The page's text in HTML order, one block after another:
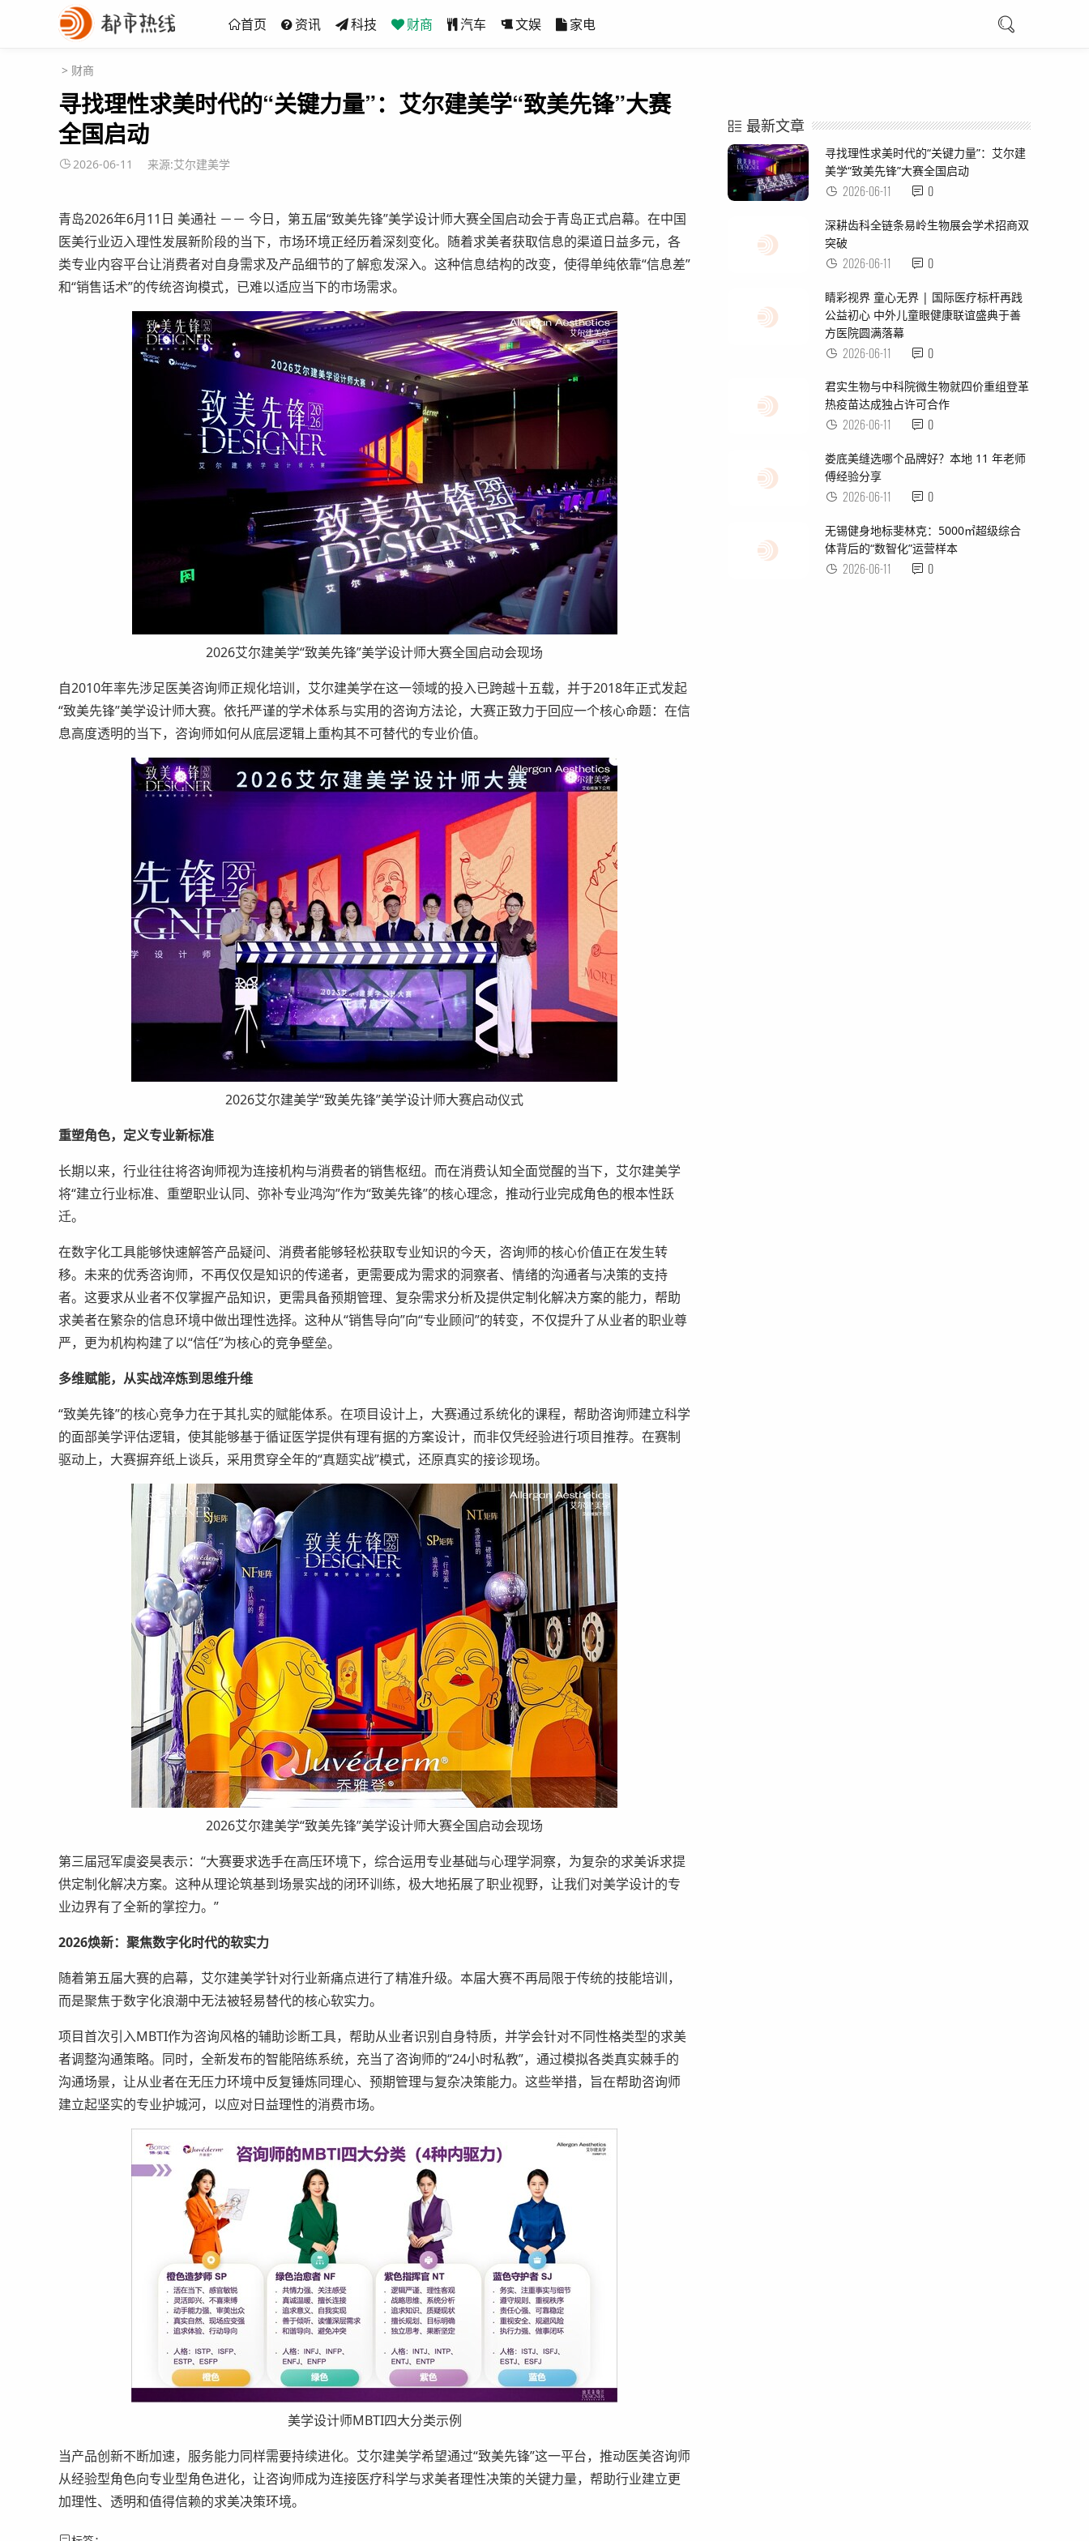
首页 资讯 科技 财商 汽车 文娱 家电
> 财商
寻找理性求美时代的“关键力量”：艾尔建美学“致美先锋”大赛
全国启动
2026-06-11 来源:艾尔建美学
青岛2026年6月11日 美通社 －－ 今日，第五届“致美先锋”美学设计师大赛全国启动会于青岛正式启幕。在中国
医美行业迈入理性发展新阶段的当下，市场环境正经历着深刻变化。随着求美者获取信息的渠道日益多元，各
类专业内容平台让消费者对自身需求及产品细节的了解愈发深入。这种信息结构的改变，使得单纯依靠“信息差”
和“销售话术”的传统咨询模式，已难以适应当下的市场需求。
2026艾尔建美学“致美先锋”美学设计师大赛全国启动会现场
自2010年率先涉足医美咨询师正规化培训，艾尔建美学在这一领域的投入已跨越十五载，并于2018年正式发起
“致美先锋”美学设计师大赛。依托严谨的学术体系与实用的咨询方法论，大赛正致力于回应一个核心命题：在信
息高度透明的当下，咨询师如何从底层逻辑上重构其不可替代的专业价值。
2026艾尔建美学“致美先锋”美学设计师大赛启动仪式
重塑角色，定义专业新标准
长期以来，行业往往将咨询师视为连接机构与消费者的销售枢纽。而在消费认知全面觉醒的当下，艾尔建美学
将“建立行业标准、重塑职业认同、弥补专业鸿沟”作为“致美先锋”的核心理念，推动行业完成角色的根本性跃
迁。
在数字化工具能够快速解答产品疑问、消费者能够轻松获取专业知识的今天，咨询师的核心价值正在发生转
移。未来的优秀咨询师，不再仅仅是知识的传递者，更需要成为需求的洞察者、情绪的沟通者与决策的支持
者。这要求从业者不仅掌握产品知识，更需具备预期管理、复杂需求分析及提供定制化解决方案的能力，帮助
求美者在繁杂的信息环境中做出理性选择。这种从“销售导向”向“专业顾问”的转变，不仅提升了从业者的职业尊
严，更为机构构建了以“信任”为核心的竞争壁垒。
多维赋能，从实战淬炼到思维升维
“致美先锋”的核心竞争力在于其扎实的赋能体系。在项目设计上，大赛通过系统化的课程，帮助咨询师建立科学
的面部美学评估逻辑，使其能够基于循证医学提供有理有据的方案设计，而非仅凭经验进行项目推荐。在赛制
驱动上，大赛摒弃纸上谈兵，采用贯穿全年的“真题实战”模式，还原真实的接诊现场。
2026艾尔建美学“致美先锋”美学设计师大赛全国启动会现场
第三届冠军虞姿昊表示：“大赛要求选手在高压环境下，综合运用专业基础与心理学洞察，为复杂的求美诉求提
供定制化解决方案。这种从理论筑基到场景实战的闭环训练，极大地拓展了职业视野，让我们对美学设计的专
业边界有了全新的掌控力。”
2026焕新：聚焦数字化时代的软实力
随着第五届大赛的启幕，艾尔建美学针对行业新痛点进行了精准升级。本届大赛不再局限于传统的技能培训，
而是聚焦于数字化浪潮中无法被轻易替代的核心软实力。
项目首次引入MBTI作为咨询风格的辅助诊断工具，帮助从业者识别自身特质，并学会针对不同性格类型的求美
者调整沟通策略。同时，全新发布的智能陪练系统，充当了咨询师的“24小时私教”，通过模拟各类真实棘手的
沟通场景，让从业者在无压力环境中反复锤炼同理心、预期管理与复杂决策能力。这些举措，旨在帮助咨询师
建立起坚实的专业护城河，以应对日益理性的消费市场。
美学设计师MBTI四大分类示例
当产品创新不断加速，服务能力同样需要持续进化。艾尔建美学希望通过“致美先锋”这一平台，推动医美咨询师
从经验型角色向专业型角色进化，让咨询师成为连接医疗科学与求美者理性决策的关键力量，帮助行业建立更
加理性、透明和值得信赖的求美决策环境。
最新文章
寻找理性求美时代的“关键力量”：艾尔建
美学“致美先锋”大赛全国启动
2026-06-11 0
深耕齿科全链条易岭生物展会学术招商双
突破
2026-06-11 0
睛彩视界 童心无界 | 国际医疗标杆再践
公益初心 中外儿童眼健康联谊盛典于善
方医院圆满落幕
2026-06-11 0
君实生物与中科院微生物就四价重组登革
热疫苗达成独占许可合作
2026-06-11 0
娄底美缝选哪个品牌好？本地 11 年老师
傅经验分享
2026-06-11 0
无锡健身地标斐林克：5000㎡超级综合
体背后的“数智化”运营样本
2026-06-11 0